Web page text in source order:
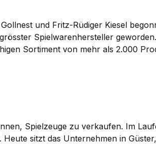
und Fritz-Rüdiger Kiesel
Spielwarenhersteller
Sortiment von mehr als 2.000
Spielzeuge zu verkaufen. Im
sitzt das Unternehmen in